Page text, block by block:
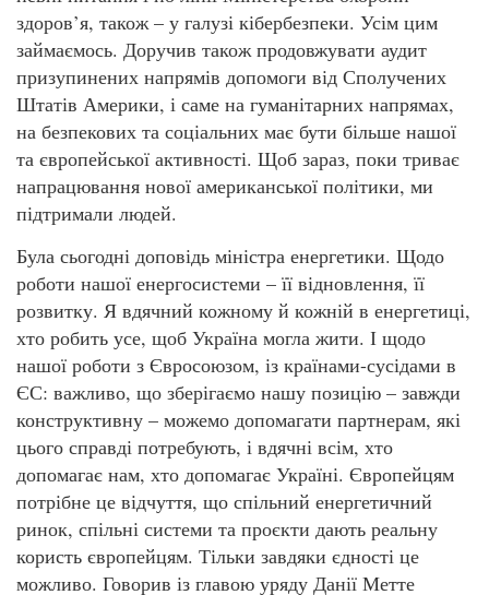
здоров’я, також – у галузі кібербезпеки. Усім цим
займаємось. Доручив також продовжувати аудит
призупинених напрямів допомоги від Сполучених
Штатів Америки, і саме на гуманітарних напрямах,
на безпекових та соціальних має бути більше нашої
та європейської активності. Щоб зараз, поки триває
напрацювання нової американської політики, ми
підтримали людей.
Була сьогодні доповідь міністра енергетики. Щодо
роботи нашої енергосистеми – її відновлення, її
розвитку. Я вдячний кожному й кожній в енергетиці,
хто робить усе, щоб Україна могла жити. І щодо
нашої роботи з Євросоюзом, із країнами-сусідами в
ЄС: важливо, що зберігаємо нашу позицію – завжди
конструктивну – можемо допомагати партнерам, які
цього справді потребують, і вдячні всім, хто
допомагає нам, хто допомагає Україні. Європейцям
потрібне це відчуття, що спільний енергетичний
ринок, спільні системи та проєкти дають реальну
користь європейцям. Тільки завдяки єдності це
можливо. Говорив із главою уряду Данії Метте